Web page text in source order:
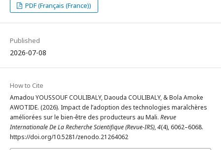
PDF (Français (France))
Published
2026-07-08
How to Cite
Amadou YOUSSOUF COULIBALY, Daouda COULIBALY, & Bola Amoke
AWOTIDE. (2026). Impact de l’adoption des technologies maraîchères
améliorées sur le bien-être des producteurs au Mali. Revue
Internationale De La Recherche Scientifique (Revue-IRS),4(4), 6062–6068.
https://doi.org/10.5281/zenodo.21264062